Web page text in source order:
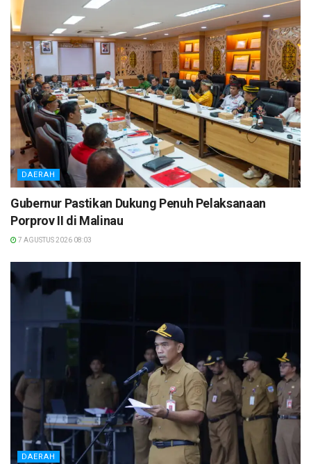
DAERAH
Gubernur Pastikan Dukung Penuh Pelaksanaan
Porprov II di Malinau
7 AGUSTUS 2026 08:03
DAERAH